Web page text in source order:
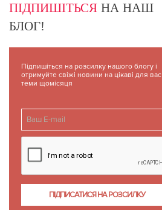
ПІДПИШІТЬСЯ НА НАШ
БЛОГ!
Підпишіться на розсилку нашого блогу і
отримуйте свіжі новини на цікаві для вас
теми щомісяця